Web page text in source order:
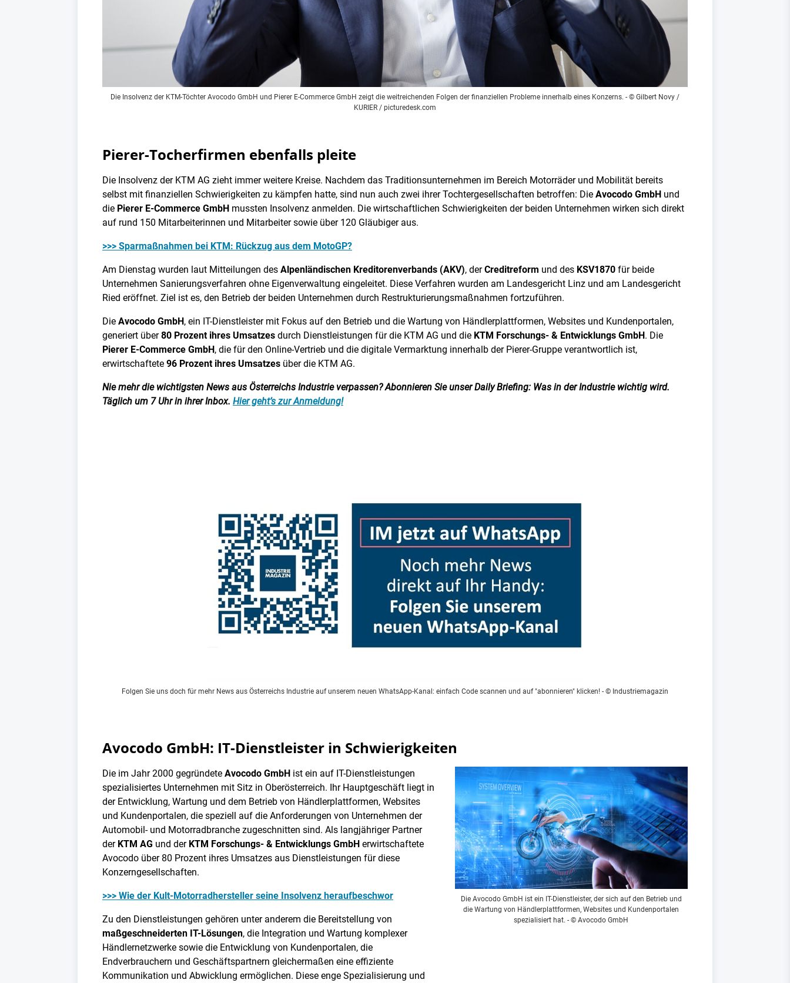
Die Insolvenz der KTM-Töchter Avocodo GmbH und Pierer E-Commerce GmbH zeigt die weitreichenden Folgen der finanziellen Probleme innerhalb eines Konzerns. - © Gilbert Novy /
KURIER / picturedesk.com
Pierer-Tocherfirmen ebenfalls pleite
Die Insolvenz der KTM AG zieht immer weitere Kreise. Nachdem das Traditionsunternehmen im Bereich Motorräder und Mobilität bereits
selbst mit finanziellen Schwierigkeiten zu kämpfen hatte, sind nun auch zwei ihrer Tochtergesellschaften betroffen: Die Avocodo GmbH und
die Pierer E-Commerce GmbH mussten Insolvenz anmelden. Die wirtschaftlichen Schwierigkeiten der beiden Unternehmen wirken sich direkt
auf rund 150 Mitarbeiterinnen und Mitarbeiter sowie über 120 Gläubiger aus.
>>> Sparmaßnahmen bei KTM: Rückzug aus dem MotoGP?
Am Dienstag wurden laut Mitteilungen des Alpenländischen Kreditorenverbands (AKV), derCreditreform und des KSV1870 für beide
Unternehmen Sanierungsverfahren ohne Eigenverwaltung eingeleitet. Diese Verfahren wurden am Landesgericht Linz und am Landesgericht
Ried eröffnet. Ziel ist es, den Betrieb der beiden Unternehmen durch Restrukturierungsmaßnahmen fortzuführen.
Die Avocodo GmbH , ein IT-Dienstleister mit Fokus auf den Betrieb und die Wartung von Händlerplattformen, Websites und Kundenportalen,
generiert über80 Prozent ihres Umsatzes durch Dienstleistungen für die KTM AG und die KTM Forschungs- & Entwicklungs GmbH . Die
Pierer E-Commerce GmbH , die für den Online-Vertrieb und die digitale Vermarktung innerhalb der Pierer-Gruppe verantwortlich ist,
erwirtschaftete 96 Prozent ihres Umsatzes über die KTM AG.
Nie mehr die wichtigsten News aus Österreichs Industrie verpassen? Abonnieren Sie unser Daily Briefing: Was in der Industrie wichtig wird.
Täglich um 7 Uhr in ihrer Inbox. Hier geht’s zur Anmeldung!
Folgen Sie uns doch für mehr News aus Österreichs Industrie auf unserem neuen WhatsApp-Kanal: einfach Code scannen und auf "abonnieren" klicken! - © Industriemagazin
Avocodo GmbH: IT-Dienstleister in Schwierigkeiten
Die im Jahr 2000 gegründete Avocodo GmbH ist ein auf IT-Dienstleistungen
spezialisiertes Unternehmen mit Sitz in Oberösterreich. Ihr Hauptgeschäft liegt in
der Entwicklung, Wartung und dem Betrieb von Händlerplattformen, Websites
und Kundenportalen, die speziell auf die Anforderungen von Unternehmen der
Automobil- und Motorradbranche zugeschnitten sind. Als langjähriger Partner
der KTM AG und der KTM Forschungs- & Entwicklungs GmbH erwirtschaftete
Avocodo über 80 Prozent ihres Umsatzes aus Dienstleistungen für diese
Konzerngesellschaften.
>>> Wie der Kult-Motorradhersteller seine Insolvenz heraufbeschwor
Zu den Dienstleistungen gehören unter anderem die Bereitstellung von
maßgeschneiderten IT-Lösungen, die Integration und Wartung komplexer
Händlernetzwerke sowie die Entwicklung von Kundenportalen, die
Endverbrauchern und Geschäftspartnern gleichermaßen eine effiziente
Kommunikation und Abwicklung ermöglichen. Diese enge Spezialisierung und
Die Avocodo GmbH ist ein IT-Dienstleister, der sich auf den Betrieb und
die Wartung von Händlerplattformen, Websites und Kundenportalen
spezialisiert hat. - © Avocodo GmbH